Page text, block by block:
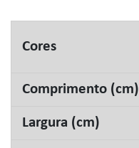
Cores
Comprimento (cm)
Largura (cm)